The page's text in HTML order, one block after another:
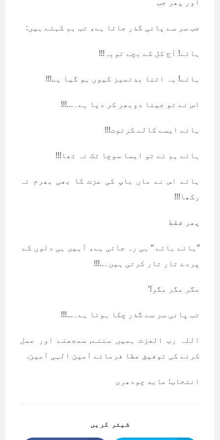
جب سر سے پانی گذر جاتا ہے، تب ہم کہتے ہیں:
ہائے! آج کل کے بچے توبہ!!!
ہائے! یہ اتنا بدتمیز کیوں ہو گیا ہے!!!
اس نے تو جینا دوبھر کر دیا ہے۔…!!!
ہائے ایسے کالے کرتوت!!!
ہائے ہم نے تو ایسا سوچا تک نہ تھا!!!
ہائے اس نے ماں باپ کی عزت کا بھی بھرم نہ
رکھا!!!
پھر فقط
’’ہائے ہائے ‘‘ ہی رہ جاتی ہے، آہیں ہی دلوں کے
پردے تار تار کرتی ہیں۔..!!!
مگر مگر مگر!’
تب پانی سر سے گذر چکا ہوتا ہے۔…!!!
اللہ رب العزت ہمیں سننے, سمجھنے اور عمل
کرنے کی توفیق عطا فرمائے آمین الہی آمین.
انتخاب: عابد چودھری
شیئر کریںSHARE